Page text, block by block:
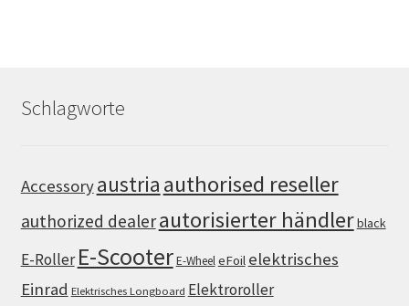
Schlagworte
Accessoryaustria authorised reseller
authorized dealerautorisierter händlerblack
E-Roller E-ScooterE-WheeleFoil elektrisches
Einrad Elektrisches Longboard Elektroroller